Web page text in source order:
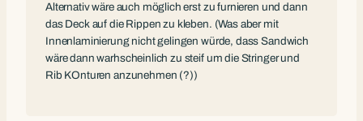
Alternativ wäre auch möglich erst zu furnieren und dann
das Deck auf die Rippen zu kleben. (Was aber mit
Innenlaminierung nicht gelingen würde, dass Sandwich
wäre dann warhscheinlich zu steif um die Stringer und
Rib KOnturen anzunehmen (?))